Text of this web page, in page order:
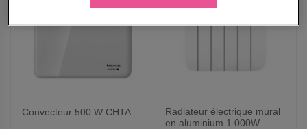
Convecteur 500 W CHTA
Radiateur électrique mural
en aluminium 1 000W